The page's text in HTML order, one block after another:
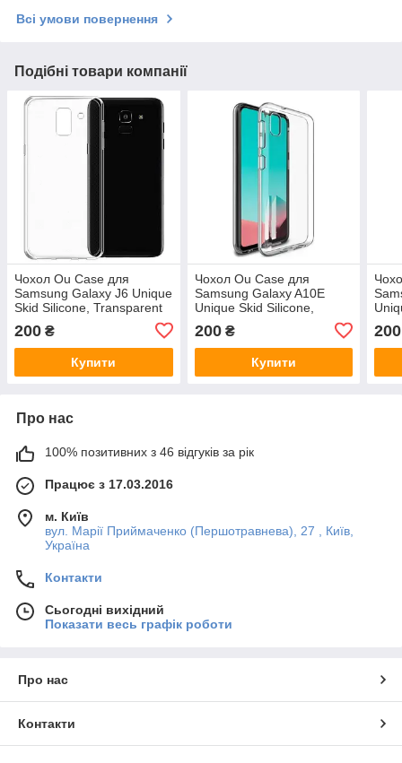
Всі умови повернення
Подібні товари компанії
Чохол Ou Case для
Samsung Galaxy J6 Unique
Skid Silicone, Transparent
200 ₴
Купити
Чохол Ou Case для
Samsung Galaxy A10E
Unique Skid Silicone,
200₴
Купити
200
Про нас
100% позитивних з 46 відгуків за рік
Працює з 17.03.2016
м. Київ
вул. Марії Приймаченко (Першотравнева), 27 , Київ,
Україна
Контакти
Сьогодні вихідний
Показати весь графік роботи
Про нас
Контакти